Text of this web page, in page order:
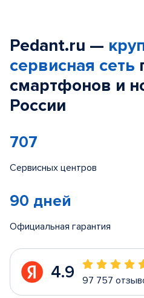
Pedant.ru —
сервисная сеть
смартфонов и
России
707
Сервисных центров
90 дней
Официальная гарантия
4.9 97 757